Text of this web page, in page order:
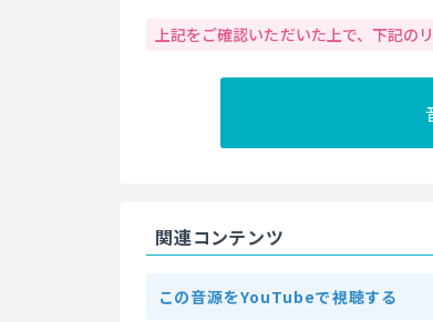
上記をご確認いただいた上で、下記の
関連コンテンツ
この音源をYouTubeで視聴する